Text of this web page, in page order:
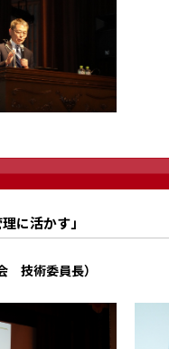
に活かす」
技術委員長）